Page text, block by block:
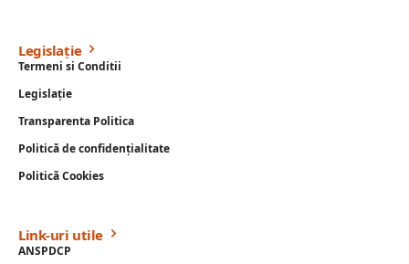
Legislație
Termeni si Conditii
Legislație
Transparenta Politica
Politică de confidențialitate
Politică Cookies
Link-uri utile
ANSPDCP